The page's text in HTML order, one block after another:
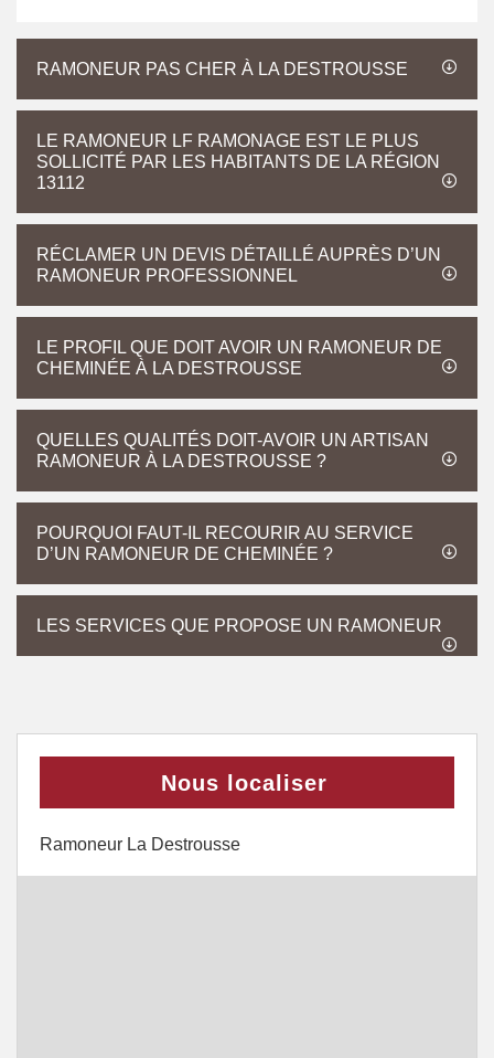
RAMONEUR PAS CHER À LA DESTROUSSE
LE RAMONEUR LF RAMONAGE EST LE PLUS
SOLLICITÉ PAR LES HABITANTS DE LA RÉGION
13112
RÉCLAMER UN DEVIS DÉTAILLÉ AUPRÈS D’UN
RAMONEUR PROFESSIONNEL
LE PROFIL QUE DOIT AVOIR UN RAMONEUR DE
CHEMINÉE À LA DESTROUSSE
QUELLES QUALITÉS DOIT-AVOIR UN ARTISAN
RAMONEUR À LA DESTROUSSE ?
POURQUOI FAUT-IL RECOURIR AU SERVICE
D’UN RAMONEUR DE CHEMINÉE ?
LES SERVICES QUE PROPOSE UN RAMONEUR
Nous localiser
Ramoneur La Destrousse